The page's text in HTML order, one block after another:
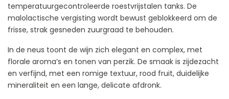
temperatuurgecontroleerde roestvrijstalen tanks. De
malolactische vergisting wordt bewust geblokkeerd om de
frisse, strak gesneden zuurgraad te behouden.
In de neus toont de wijn zich elegant en complex, met
florale aroma’s en tonen van perzik. De smaak is zijdezacht
en verfijnd, met een romige textuur, rood fruit, duidelijke
mineraliteit en een lange, delicate afdronk.